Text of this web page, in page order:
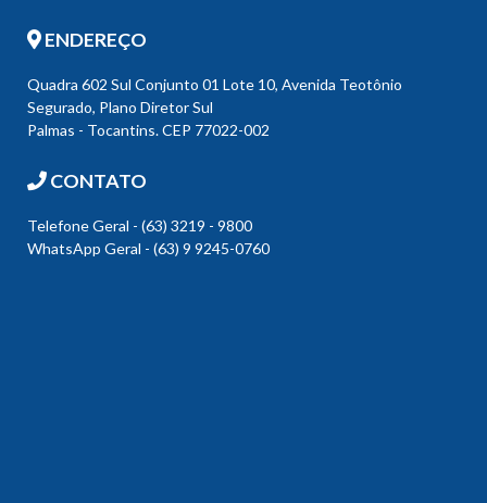
ENDEREÇO
Quadra 602 Sul Conjunto 01 Lote 10, Avenida Teotônio
Segurado, Plano Diretor Sul
Palmas - Tocantins. CEP 77022-002
CONTATO
Telefone Geral - (63) 3219 - 9800
WhatsApp Geral - (63) 9 9245-0760